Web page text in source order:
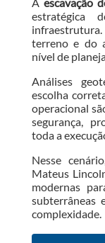
estratégica
terreno e do
nível de
Análises
escolha
operacional
segurança,
toda a
Nesse
Mateus
modernas
subterrâneas
complexidade.